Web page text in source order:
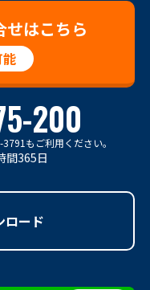
せはこちら
200
もご利用ください。
間365日
ロード